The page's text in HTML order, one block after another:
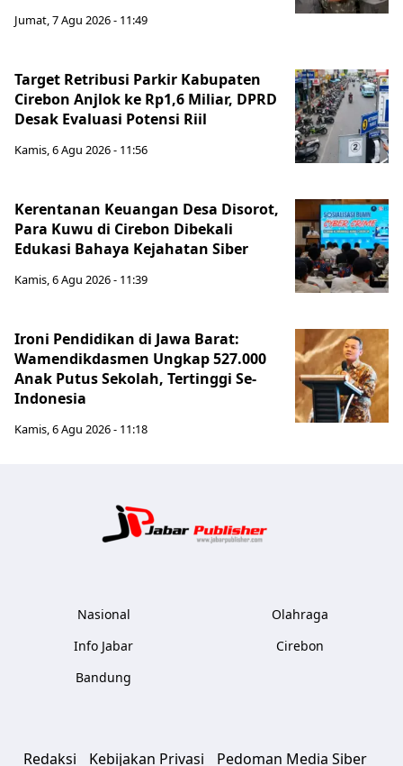
Jumat, 7 Agu 2026 - 11:49
Target Retribusi Parkir Kabupaten
Cirebon Anjlok ke Rp1,6 Miliar, DPRD
Desak Evaluasi Potensi Riil
Kamis, 6 Agu 2026 - 11:56
Kerentanan Keuangan Desa Disorot,
Para Kuwu di Cirebon Dibekali
Edukasi Bahaya Kejahatan Siber
Kamis, 6 Agu 2026 - 11:39
Ironi Pendidikan di Jawa Barat:
Wamendikdasmen Ungkap 527.000
Anak Putus Sekolah, Tertinggi Se-
Indonesia
Kamis, 6 Agu 2026 - 11:18
Nasional
Info Jabar
Bandung
Olahraga
Cirebon
Redaksi Kebijakan Privasi Pedoman Media Siber